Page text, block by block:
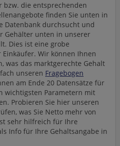
bzw. die entsprechenden
finden Sie unten in
Datenbank durchsucht und
Gehälter unten in unserer
Dies ist eine grobe
Wir können Ihnen
was das marktgerechte Gehalt
unseren Fragebogen
am Ende 20 Datensätze für
wichtigsten Parametern mit
Probieren Sie hier unseren
was Sie Netto mehr von
sehr hilfreich für Ihre
Info für Ihre Gehaltsangabe in